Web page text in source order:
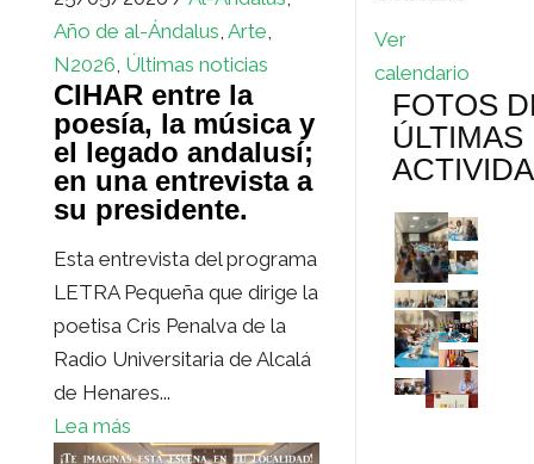
Año de al-Ándalus, Arte,
N2026, Últimas noticias
CIHAR entre la
poesía, la música y
el legado andalusí;
en una entrevista a
su presidente.
Esta entrevista del programa
LETRA Pequeña que dirige la
poetisa Cris Penalva de la
Radio Universitaria de Alcalá
de Henares...
Lea más
Ver
calendario
FOTOS
ÚLTIMAS